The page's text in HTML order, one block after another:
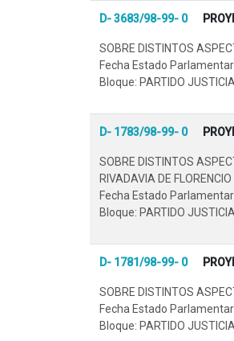
D- 3683/98-99- 0
SOBRE DISTINTOS
Fecha Estado
Bloque: PARTIDO
D- 1783/98-99- 0
SOBRE DISTINTOS
RIVADAVIA DE
Fecha Estado
Bloque: PARTIDO
D- 1781/98-99- 0
SOBRE DISTINTOS
Fecha Estado
Bloque: PARTIDO